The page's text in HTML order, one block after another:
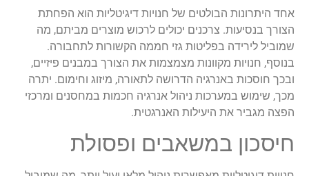
אחד היתרונות הבולטים של חנויות דיגיטליות הוא הפחתת
הצורך בנסיעות. צרכנים יכולים לרכוש מוצרים מביתם, מה
שמוביל לירידה בפליטות גזי חממה הקשורות לתחבורה.
בנוסף, חנויות מקוונות מצמצמות את הצורך במבנים פיזיים,
ובכך חוסכות באנרגיה הדרושה לתאורה, מיזוג וחימום. יתרה
מכך, שימוש במערכות ניהול אנרגיה חכמות במחסנים ומרכזי
הפצה מגביר את היעילות האנרגטית.
חיסכון במשאבים ופסולת